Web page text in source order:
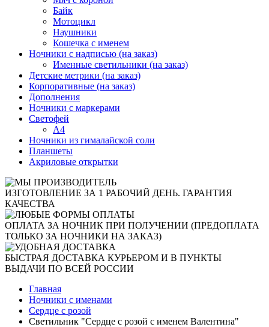
Байк
Мотоцикл
Наушники
Кошечка с именем
Ночники с надписью (на заказ)
Именные светильники (на заказ)
Детские метрики (на заказ)
Корпоративные (на заказ)
Дополнения
Ночники с маркерами
Светофей
А4
Ночники из гималайской соли
Планшеты
Акриловые открытки
ИЗГОТОВЛЕНИЕ ЗА 1 РАБОЧИЙ ДЕНЬ. ГАРАНТИЯ
КАЧЕСТВА
ОПЛАТА ЗА НОЧНИК ПРИ ПОЛУЧЕНИИ (ПРЕДОПЛАТА
ТОЛЬКО ЗА НОЧНИКИ НА ЗАКАЗ)
БЫСТРАЯ ДОСТАВКА КУРЬЕРОМ И В ПУНКТЫ
ВЫДАЧИ ПО ВСЕЙ РОССИИ
Главная
Ночники с именами
Сердце с розой
Светильник "Сердце с розой с именем Валентина"